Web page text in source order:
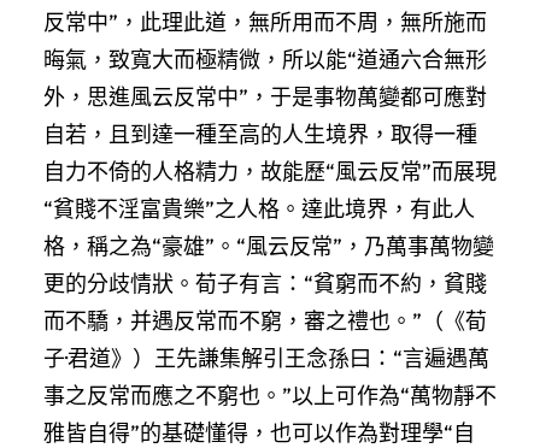
反常中”，此理此道，無所用而不周，無所施而
晦氣，致寬大而極精微，所以能“道通六合無形
外，思進風云反常中”，于是事物萬變都可應對
自若，且到達一種至高的人生境界，取得一種
自力不倚的人格精力，故能歷“風云反常”而展現
“貧賤不淫富貴樂”之人格。達此境界，有此人
格，稱之為“豪雄”。“風云反常”，乃萬事萬物變
更的分歧情狀。荀子有言：“貧窮而不約，貧賤
而不驕，并遇反常而不窮，審之禮也。”（《荀
子·君道》）王先謙集解引王念孫曰：“言遍遇萬
事之反常而應之不窮也。”以上可作為“萬物靜不
雅皆自得”的基礎懂得，也可以作為對理學“自